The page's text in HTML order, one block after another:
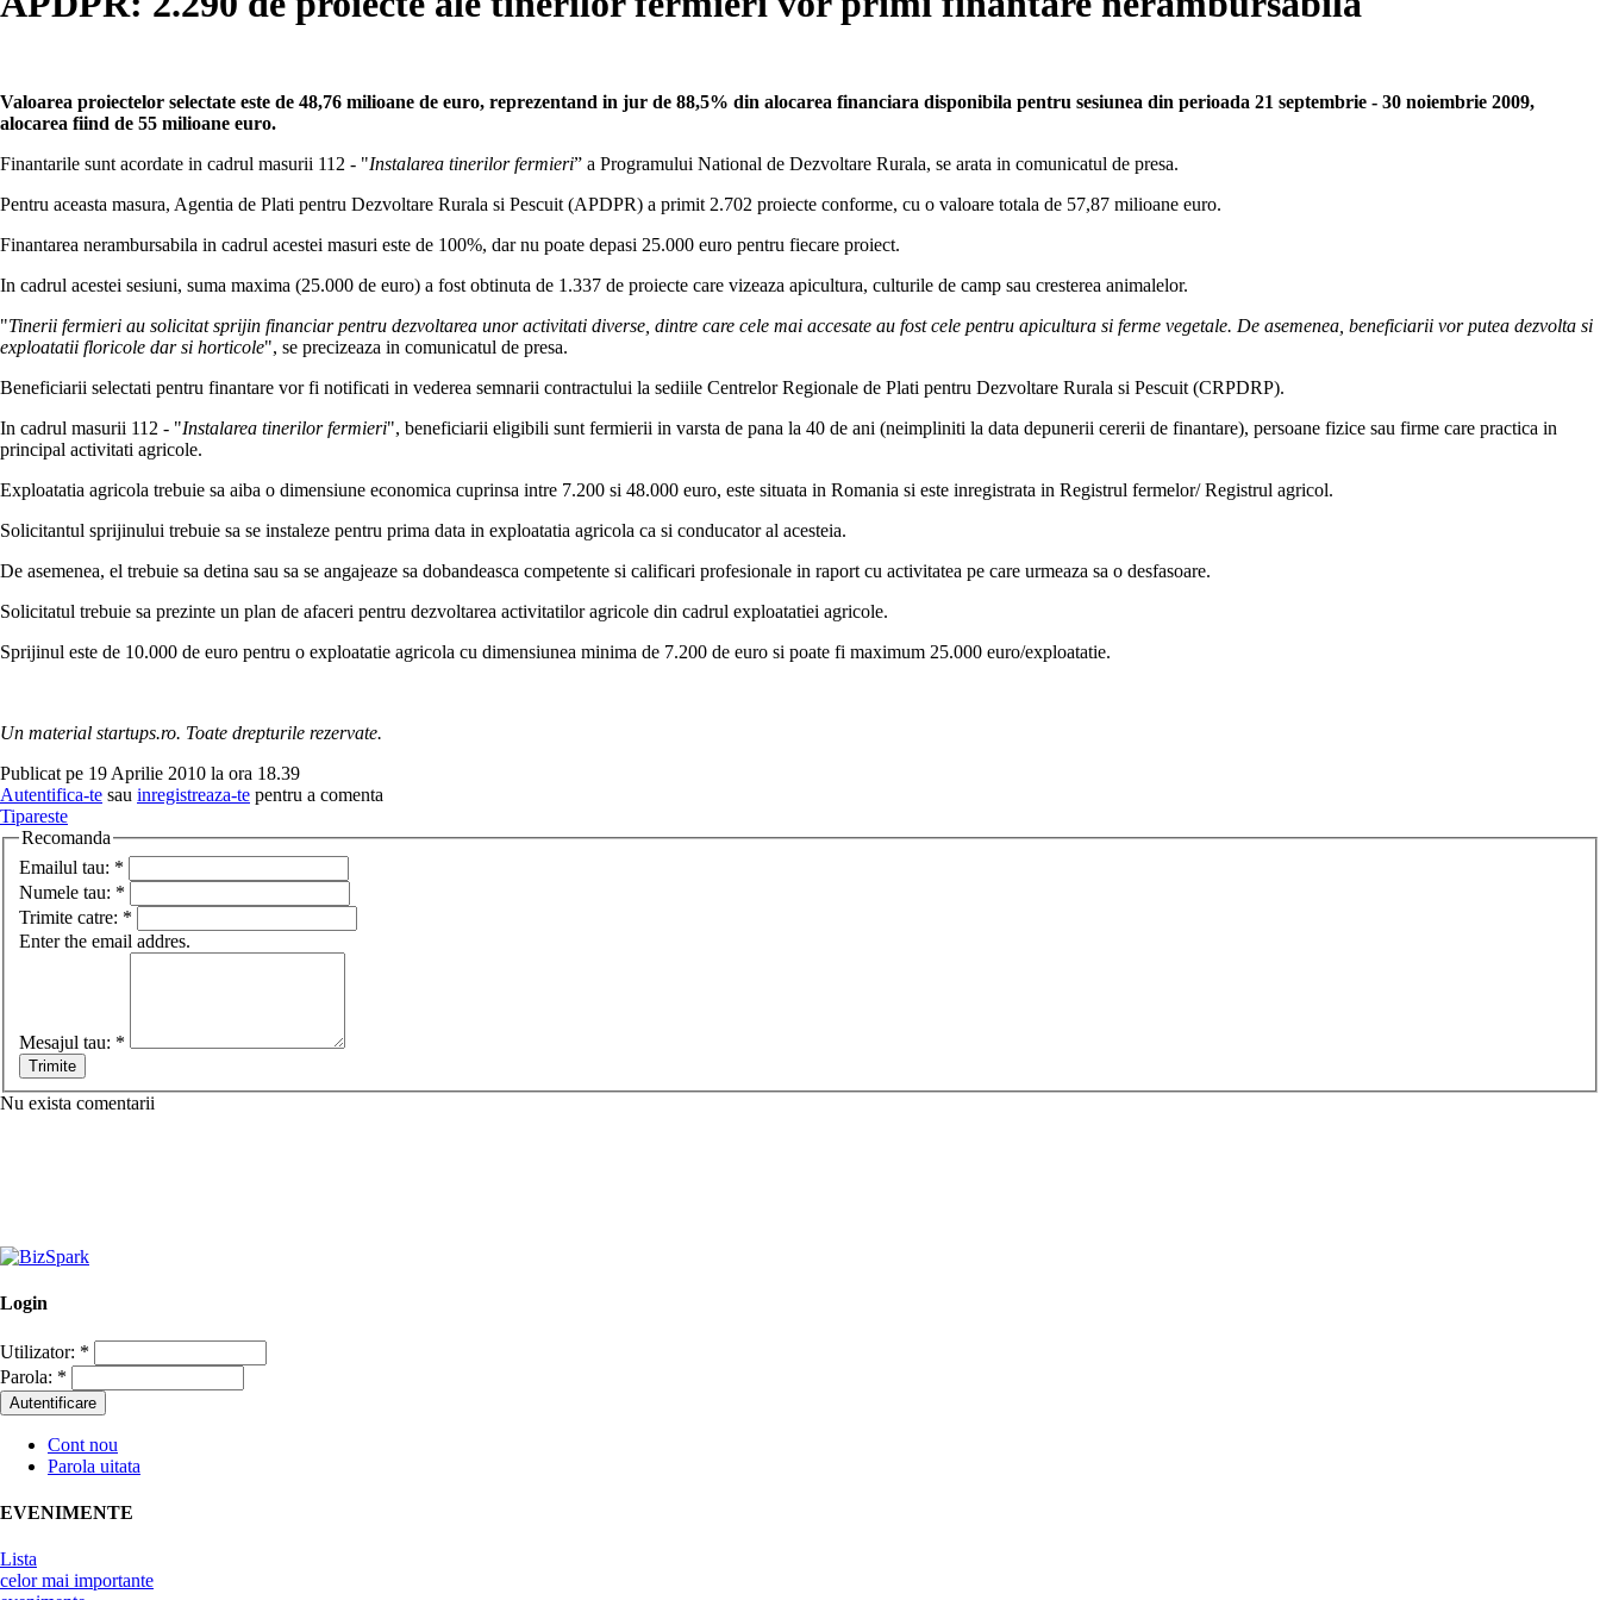
Valoarea proiectelor selectate este de 48,76 milioane de euro, reprezentand in jur de 88,5% din alocarea financiara disponibila pentru sesiunea din perioada 21 septembrie - 30 noiembrie 2009,
alocarea fiind de 55 milioane euro.
Finantarile sunt acordate in cadrul masurii 112 - "Instalarea tinerilor fermieri” a Programului National de Dezvoltare Rurala, se arata in comunicatul de presa.
Pentru aceasta masura, Agentia de Plati pentru Dezvoltare Rurala si Pescuit (APDPR) a primit 2.702 proiecte conforme, cu o valoare totala de 57,87 milioane euro.
Finantarea nerambursabila in cadrul acestei masuri este de 100%, dar nu poate depasi 25.000 euro pentru fiecare proiect.
In cadrul acestei sesiuni, suma maxima (25.000 de euro) a fost obtinuta de 1.337 de proiecte care vizeaza apicultura, culturile de camp sau cresterea animalelor.
"Tinerii fermieri au solicitat sprijin financiar pentru dezvoltarea unor activitati diverse, dintre care cele mai accesate au fost cele pentru apicultura si ferme vegetale. De asemenea, beneficiarii vor putea dezvolta si
exploatatii floricole dar si horticole", se precizeaza in comunicatul de presa.
Beneficiarii selectati pentru finantare vor fi notificati in vederea semnarii contractului la sediile Centrelor Regionale de Plati pentru Dezvoltare Rurala si Pescuit (CRPDRP).
In cadrul masurii 112 - "Instalarea tinerilor fermieri", beneficiarii eligibili sunt fermierii in varsta de pana la 40 de ani (neimpliniti la data depunerii cererii de finantare), persoane fizice sau firme care practica in
principal activitati agricole.
Exploatatia agricola trebuie sa aiba o dimensiune economica cuprinsa intre 7.200 si 48.000 euro, este situata in Romania si este inregistrata in Registrul fermelor/ Registrul agricol.
Solicitantul sprijinului trebuie sa se instaleze pentru prima data in exploatatia agricola ca si conducator al acesteia.
De asemenea, el trebuie sa detina sau sa se angajeaze sa dobandeasca competente si calificari profesionale in raport cu activitatea pe care urmeaza sa o desfasoare.
Solicitatul trebuie sa prezinte un plan de afaceri pentru dezvoltarea activitatilor agricole din cadrul exploatatiei agricole.
Sprijinul este de 10.000 de euro pentru o exploatatie agricola cu dimensiunea minima de 7.200 de euro si poate fi maximum 25.000 euro/exploatatie.
Un material startups.ro. Toate drepturile rezervate.
Publicat pe 19 Aprilie 2010 la ora 18.39
Autentifica-te sau inregistreaza-te pentru a comenta
Tipareste
Recomanda
Emailul tau: *
Numele tau: *
Trimite catre: *
Enter the email addres.
Mesajul tau: *
Nu exista comentarii
Login
Utilizator: *
Parola: *
Cont nou
Parola uitata
EVENIMENTE
Lista
celor mai importante